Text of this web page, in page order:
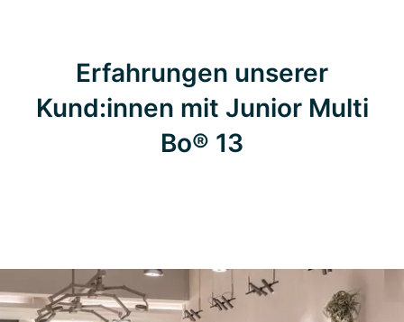
Erfahrungen unserer
Kund:innen mit Junior Multi
Bo® 13